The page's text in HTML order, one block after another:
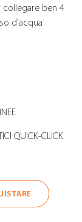
collegare ben 4
d’acqua
QUICK-CLICK